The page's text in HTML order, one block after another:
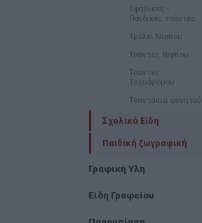
Εφηβικές -
Παιδικές τσάντες
Τρόλεϊ Νηπίου
Τσάντες Νηπίου
Τσάντες
Ταχυδρόμου
Τσαντάκια φαγητού
Σχολικά Είδη
Παιδική ζωγραφική
Γραφική Υλη
Είδη Γραφείου